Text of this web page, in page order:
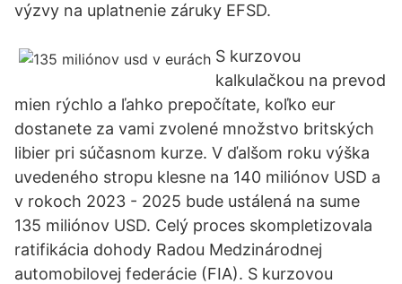
výzvy na uplatnenie záruky EFSD.
S kurzovou
kalkulačkou na prevod
mien rýchlo a ľahko prepočítate, koľko eur
dostanete za vami zvolené množstvo britských
libier pri súčasnom kurze. V ďalšom roku výška
uvedeného stropu klesne na 140 miliónov USD a
v rokoch 2023 - 2025 bude ustálená na sume
135 miliónov USD. Celý proces skompletizovala
ratifikácia dohody Radou Medzinárodnej
automobilovej federácie (FIA). S kurzovou